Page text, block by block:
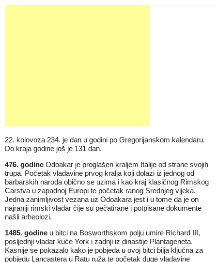
22. kolovoza 234. je dan u godini po Gregorijanskom kalendaru.
Do kraja godine još je 131 dan.
476. godine Odoakar je proglašen kraljem Italije od strane svojih
trupa. Početak vladavine prvog kralja koji dolazi iz jednog od
barbarskih naroda obično se uzima i kao kraj klasičnog Rimskog
Carstva u zapadnoj Europi te početak ranog Srednjeg vijeka.
Jedna zanimljivost vezana uz Odoakara jest i u tome da je on
najraniji rimski vladar čije su pečatirane i potpisane dokumente
našli arheolozi.
1485. godine u bitci na Bosworthskom polju umire Richard III,
posljednji vladar kuće York i zadnji iz dinastije Plantageneta.
Kasnije se pokazalo kako je pobjeda u ovoj bitci bilja ključna za
pobjedu Lancastera u Ratu ruža te početak duge vladavine